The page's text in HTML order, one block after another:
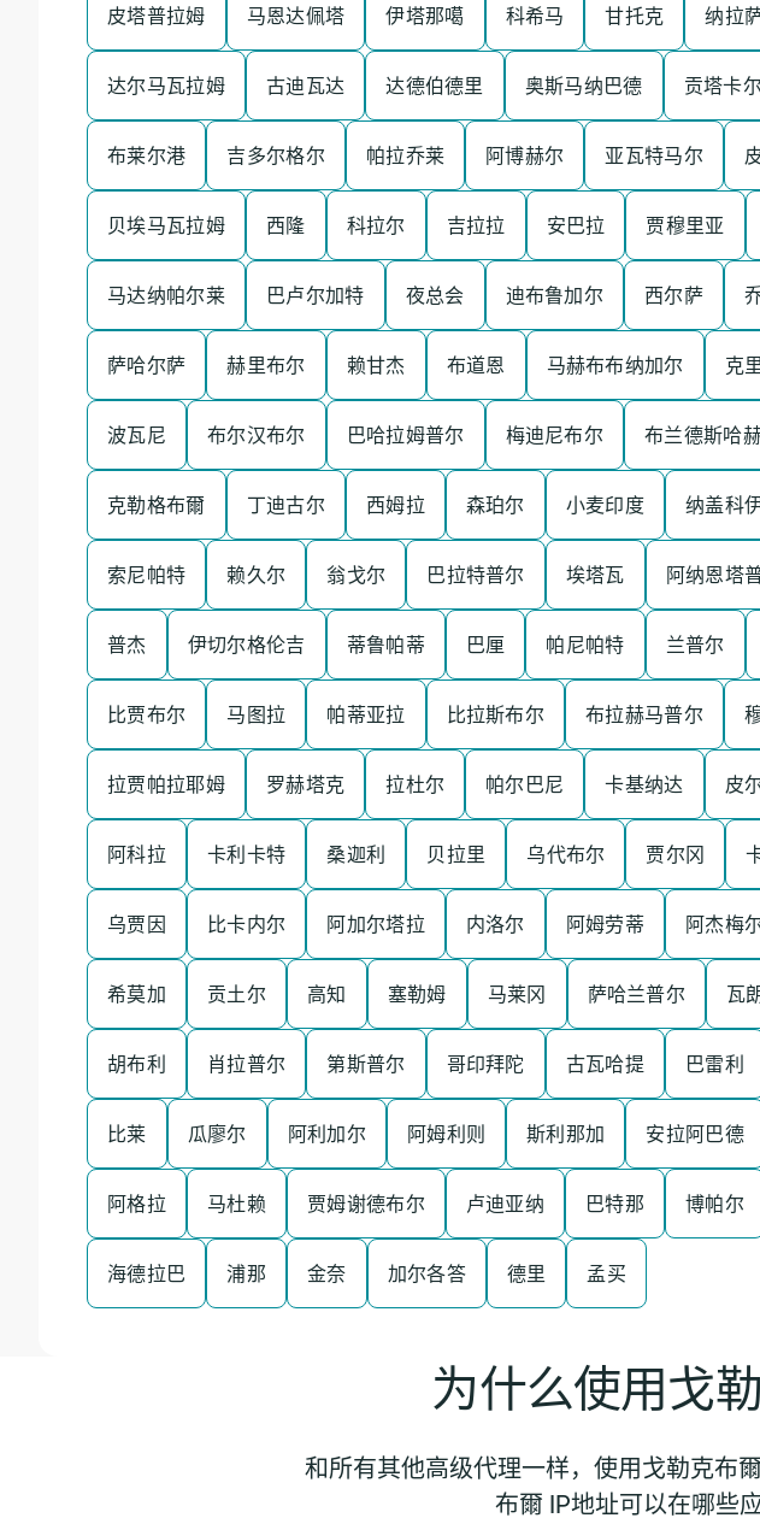
皮塔普拉姆 马恩达佩塔 伊塔那噶 科希马 甘托克 纳拉
达尔马瓦拉姆 古迪瓦达 达德伯德里 奥斯马纳巴德 贡塔卡尔
布莱尔港 吉多尔格尔 帕拉乔莱 阿博赫尔 亚瓦特马尔
贝埃马瓦拉姆 西隆 科拉尔 吉拉拉 安巴拉 贾穆里亚
马达纳帕尔莱 巴卢尔加特 夜总会 迪布鲁加尔 西尔萨
萨哈尔萨 赫里布尔 赖甘杰 布道恩 马赫布布纳加尔 克
波瓦尼 布尔汉布尔 巴哈拉姆普尔 梅迪尼布尔 布兰德斯哈
克勒格布爾 丁迪古尔 西姆拉 森珀尔 小麦印度 纳盖科
索尼帕特 赖久尔 翁戈尔 巴拉特普尔 埃塔瓦 阿纳恩塔
普杰 伊切尔格伦吉 蒂鲁帕蒂 巴厘 帕尼帕特 兰普尔
比贾布尔 马图拉 帕蒂亚拉 比拉斯布尔 布拉赫马普尔
拉贾帕拉耶姆 罗赫塔克 拉杜尔 帕尔巴尼 卡基纳达 皮
阿科拉 卡利卡特 桑迦利 贝拉里 乌代布尔 贾尔冈
乌贾因 比卡内尔 阿加尔塔拉 内洛尔 阿姆劳蒂 阿杰梅
希莫加 贡土尔 高知 塞勒姆 马莱冈 萨哈兰普尔 瓦
胡布利 肖拉普尔 第斯普尔 哥印拜陀 古瓦哈提 巴雷利
比莱 瓜廖尔 阿利加尔 阿姆利则 斯利那加 安拉阿巴德
阿格拉 马杜赖 贾姆谢德布尔 卢迪亚纳 巴特那 博帕尔
海德拉巴 浦那 金奈 加尔各答 德里 孟买
为什么使用戈
和所有其他高级代理一样，使用戈勒克布
布爾 IP地址可以在哪些